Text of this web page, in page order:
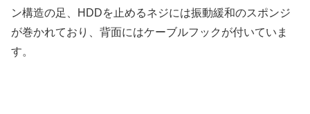
ン構造の足、HDDを止めるネジには振動緩和のスポンジ
が巻かれており、背面にはケーブルフックが付いていま
す。